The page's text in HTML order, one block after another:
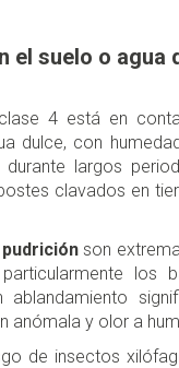
el suelo o agua
4 está en
dulce, con
durante largos
clavados en
son
los
ablandamiento
anómala y olor a
de insectos